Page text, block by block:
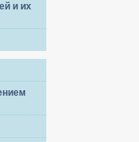
и их